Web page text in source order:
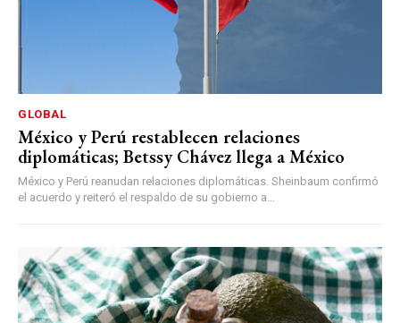
GLOBAL
México y Perú restablecen relaciones
diplomáticas; Betssy Chávez llega a México
México y Perú reanudan relaciones diplomáticas. Sheinbaum confirmó
el acuerdo y reiteró el respaldo de su gobierno a...